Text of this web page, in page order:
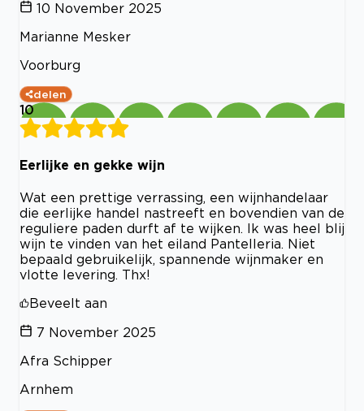
10 November 2025
Marianne Mesker
Voorburg
delen
10
Eerlijke en gekke wijn
Wat een prettige verrassing, een wijnhandelaar
die eerlijke handel nastreeft en bovendien van de
reguliere paden durft af te wijken. Ik was heel blij
wijn te vinden van het eiland Pantelleria. Niet
bepaald gebruikelijk, spannende wijnmaker en
vlotte levering. Thx!
Beveelt aan
7 November 2025
Afra Schipper
Arnhem